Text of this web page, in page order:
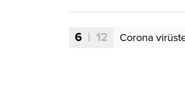
6 | 12 Corona